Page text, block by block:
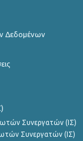
Δεδομένων
Συνεργατών (ΙΣ)
Συνεργατών (ΙΣ)